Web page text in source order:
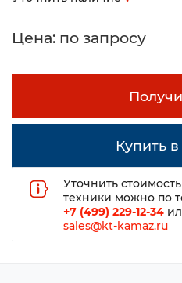
Цена: по запросу
Купить
Уточнить
техники можно по
+7 (499) 229-12-34
sales@kt-kamaz.ru